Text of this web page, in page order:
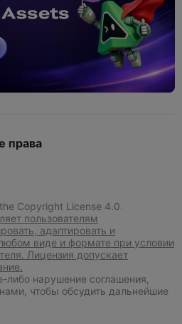
права
Copyright License 4.0.
пользователям
адаптировать и
виде и формате при условии
Лицензия допускает
нарушение соглашения,
чтобы обсудить дальнейшие